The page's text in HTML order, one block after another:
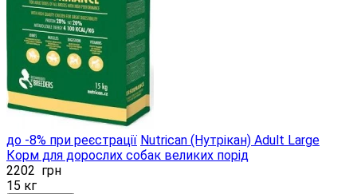
до -8% при реєстрації Nutrican (Нутрікан) Adult Large
Корм ​​для дорослих собак великих порід
2202 грн
15 кг